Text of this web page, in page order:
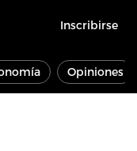
Inscribirse
Opiniones